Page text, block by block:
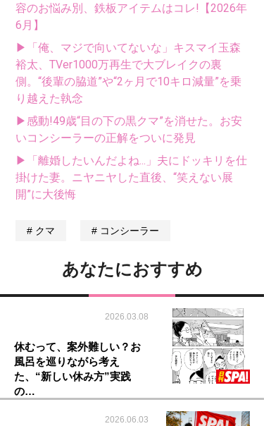
容のお悩み別、鉄板アイテムはコレ!【2026年
6月】
▶「俺、マジで向いてないな」キスマイ玉森
裕太、TVer1000万再生で大ブレイクの裏
側。“後輩の脇道”や“2ヶ月で10キロ減量”を乗
り越えた執念
▶感動!49歳“目の下の黒クマ”を消せた。お安
いコンシーラーの正解をついに発見
▶「離婚したいんだよね...」夫にドッキリを仕
掛けた妻。ニヤニヤした直後、“笑えない展
開”に大後悔
クマ コンシーラー
あなたにおすすめ
2026.03.08
休むって、案外難しい？お
風呂を巡りながら考え
た、“新しい休み方”実践
の…
2026.06.03